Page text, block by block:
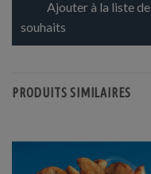
Ajouter à la liste de
souhaits
PRODUITS SIMILAIRES